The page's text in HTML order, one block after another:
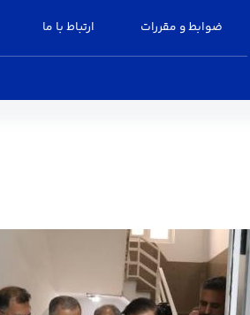
ضوابط و مقررات ارتباط با ما